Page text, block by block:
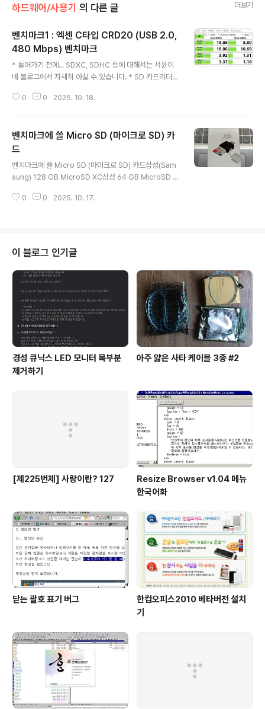
하드웨어/사용기 의 다른 글 더보기
벤치마크1 : 엑센 C타입 CRD20 (USB 2.0,
480 Mbps) 벤치마크
* 들어가기 전에... SDXC, SDHC 등에 대해서는 서윤이
네 블로그에서 자세히 아실 수 있습니다. * SD 카드리더기
D 카드 용량 표기에 오류가 있습니다. 다 끝나고 나서 알아
xen-CRD20
0 0 2025. 10. 18.
벤치마크에 쓸 Micro SD (마이크로 SD) 카
드
벤치마크에 쓸 Micro SD (마이크로 SD) 카드삼성(Sam
sung) 128 GB MicroSD XC삼성 64 GB MicroSD X
oSD HC비교 기준이 되는 마이크로 SD 카드 리더기엑센
더기 간단 벤치마크삼성(Samsung) 128 GB MicroSD
XC 카드 벤치마크 엑센 C타입 CRD20 : USB 2.0 / 480
MbpsC타입이라서 앞면 뒷면 바꿔 끼워서 벤치마크. 거의
비슷해서 굳이 바꿀 이유는 없었다. 쿠팡..
0 0 2025. 10. 17.
이 블로그 인기글
경성 큐닉스 LED 모니터 목부분
제거하기
아주 얇은 사타 케이블 3종 #2
[제225번제] 사랑이란? 127
Resize Browser v1.04 메뉴
한국어화
닫는 괄호 표기 버그
한컴오피스2010 베타버전 설치
기